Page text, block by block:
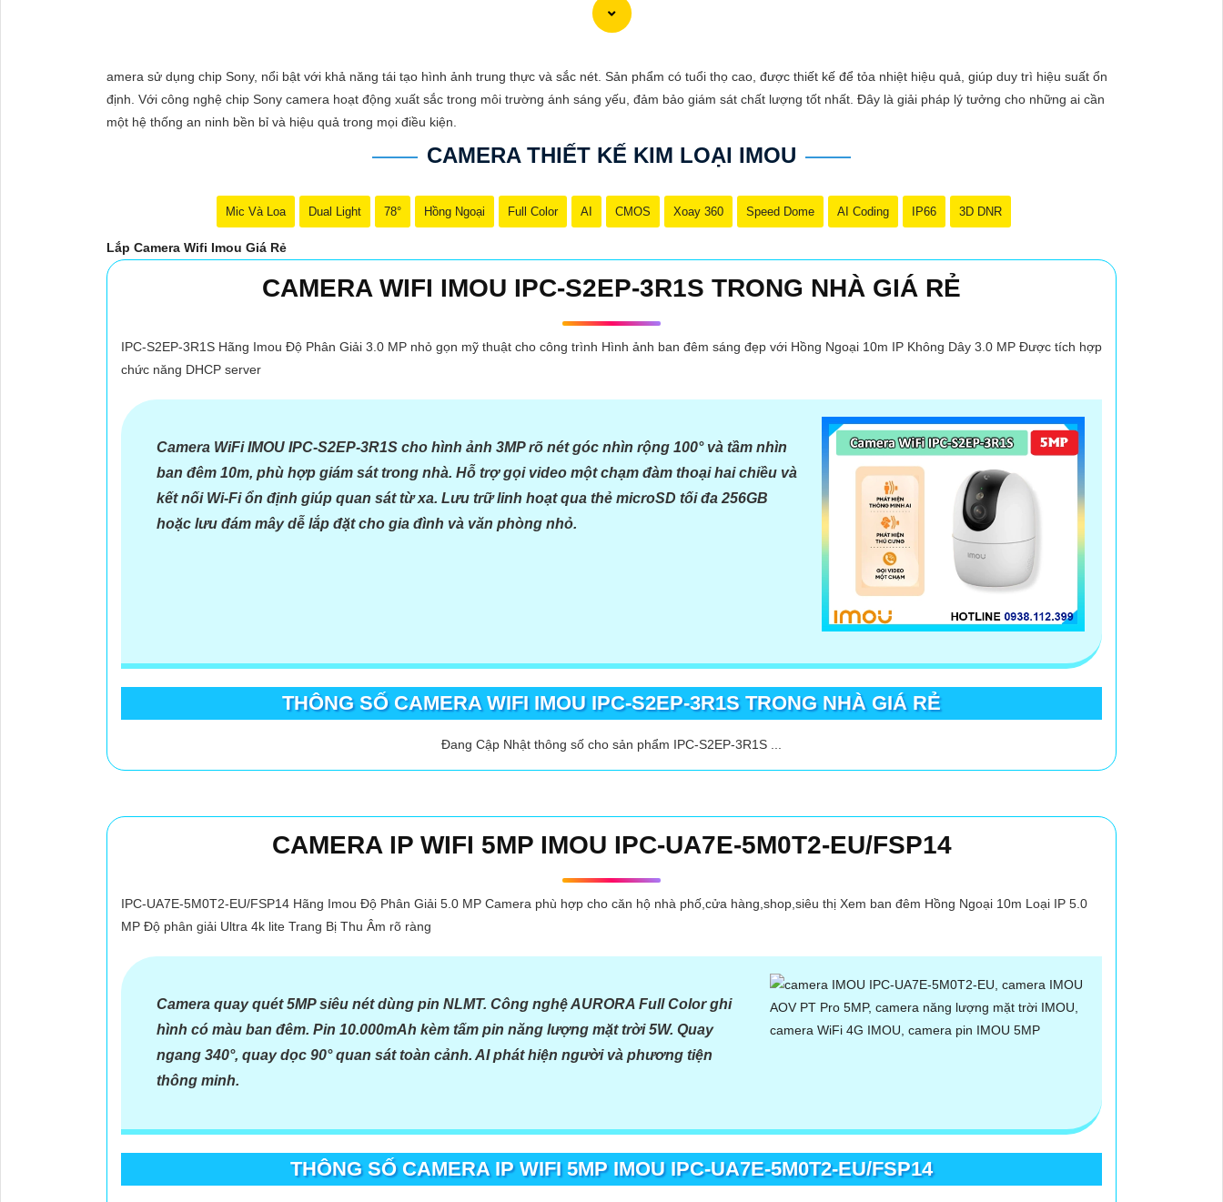
Camera IPC-PS8DP-3V0( 5%-35% )
Dĩ nhiên, dưới đây là 5 lời khuyên để chọn lựa một chiếc Camera Wifi Imou Giá Rẻ hoàn hảo:
Chức năng cảm biến chuyển động (Motion Sensor): Đảm bảo camera có tính năng cảm biến chuyển động để báo động khi có hoạt động đột ngột trong khu vực quan
sát.
⫸3:Tích hợp hồng ngoại (Night Vision): Chọn camera có tích hợp hồng ngoại để quan sát ban đêm một cách rõ ràng và chi tiết.
Tính năng lưu trữ (Storage): Lựa chọn camera có tính năng lưu trữ video trực tiếp trên thẻ nhớ hoặc trên đám mây để dễ dàng xem lại hoặc chia sẻ video.
5:
Ứng dụng di động (Mobile App): Chọn camera có ứng dụng di động tương thích với hệ điều hành của bạn để có thể xem camera từ xa mọi lúc, mọi nơi.
Hy vọng những lời khuyên trên sẽ giúp bạn lựa chọn được một chiếc Camera Wifi Imou Giá Rẻ hoàn hảo!
amera sử dụng chip Sony, nổi bật với khả năng tái tạo hình ảnh trung thực và sắc nét. Sản phẩm có tuổi thọ cao, được thiết kế để tỏa nhiệt hiệu quả, giúp duy trì hiệu suất ổn
định. Với công nghệ chip Sony camera hoạt động xuất sắc trong môi trường ánh sáng yếu, đảm bảo giám sát chất lượng tốt nhất. Đây là giải pháp lý tưởng cho những ai cần
một hệ thống an ninh bền bỉ và hiệu quả trong mọi điều kiện.
CAMERA THIẾT KẾ KIM LOẠI IMOU
Mic Và Loa Dual Light 78° Hồng Ngoại Full Color AI CMOS Xoay 360 Speed Dome AI Coding IP66 3D DNR
Lắp Camera Wifi Imou Giá Rẻ
CAMERA WIFI IMOU IPC-S2EP-3R1S TRONG NHÀ GIÁ RẺ
IPC-S2EP-3R1S Hãng Imou Độ Phân Giải 3.0 MP nhỏ gọn mỹ thuật cho công trình Hình ảnh ban đêm sáng đẹp với Hồng Ngoại 10m IP Không Dây 3.0 MP Được tích hợp
chức năng DHCP server
Camera WiFi IMOU IPC-S2EP-3R1S cho hình ảnh 3MP rõ nét góc nhìn rộng 100° và tầm nhìn
ban đêm 10m, phù hợp giám sát trong nhà. Hỗ trợ gọi video một chạm đàm thoại hai chiều và
kết nối Wi-Fi ổn định giúp quan sát từ xa. Lưu trữ linh hoạt qua thẻ microSD tối đa 256GB
hoặc lưu đám mây dễ lắp đặt cho gia đình và văn phòng nhỏ.
THÔNG SỐ CAMERA WIFI IMOU IPC-S2EP-3R1S TRONG NHÀ GIÁ RẺ
Đang Cập Nhật thông số cho sản phẩm IPC-S2EP-3R1S ...
CAMERA IP WIFI 5MP IMOU IPC-UA7E-5M0T2-EU/FSP14
IPC-UA7E-5M0T2-EU/FSP14 Hãng Imou Độ Phân Giải 5.0 MP Camera phù hợp cho căn hộ nhà phố,cửa hàng,shop,siêu thị Xem ban đêm Hồng Ngoại 10m Loại IP 5.0
MP Độ phân giải Ultra 4k lite Trang Bị Thu Âm rõ ràng
Camera quay quét 5MP siêu nét dùng pin NLMT. Công nghệ AURORA Full Color ghi
hình có màu ban đêm. Pin 10.000mAh kèm tấm pin năng lượng mặt trời 5W. Quay
ngang 340°, quay dọc 90° quan sát toàn cảnh. AI phát hiện người và phương tiện
thông minh.
THÔNG SỐ CAMERA IP WIFI 5MP IMOU IPC-UA7E-5M0T2-EU/FSP14